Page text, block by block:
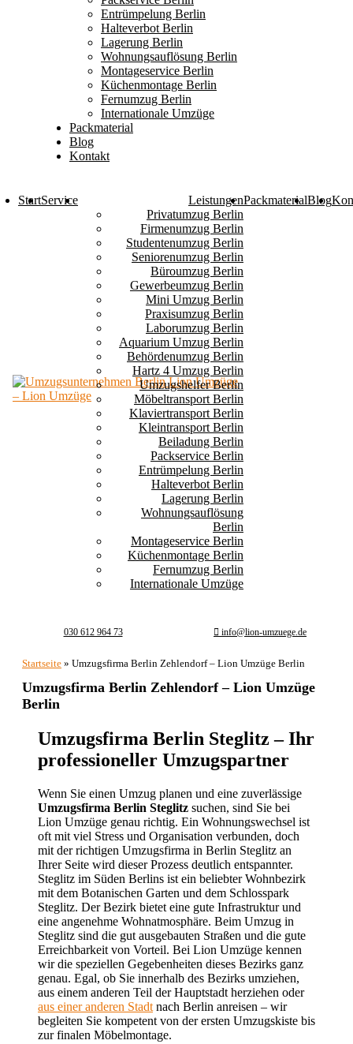
Entrümpelung Berlin
Halteverbot Berlin
Lagerung Berlin
Wohnungsauflösung Berlin
Montageservice Berlin
Küchenmontage Berlin
Fernumzug Berlin
Internationale Umzüge
Packmaterial
Blog
Kontakt
StartService
Leistungen
Privatumzug Berlin
Firmenumzug Berlin
Studentenumzug Berlin
Seniorenumzug Berlin
Büroumzug Berlin
Gewerbeumzug Berlin
Mini Umzug Berlin
Praxisumzug Berlin
Laborumzug Berlin
Aquarium Umzug Berlin
Behördenumzug Berlin
Hartz 4 Umzug Berlin
Umzugshelfer Berlin
Möbeltransport Berlin
Klaviertransport Berlin
Kleintransport Berlin
Beiladung Berlin
Packservice Berlin
Entrümpelung Berlin
Halteverbot Berlin
Lagerung Berlin
Wohnungsauflösung
Berlin
Montageservice Berlin
Küchenmontage Berlin
Fernumzug Berlin
Internationale Umzüge
PackmaterialBlog
030 612 964 73 info@lion-umzuege.de
Startseite » Umzugsfirma Berlin Zehlendorf – Lion Umzüge Berlin
Umzugsfirma Berlin Zehlendorf – Lion Umzüge
Berlin
Umzugsfirma Berlin Steglitz – Ihr
professioneller Umzugspartner
Wenn Sie einen Umzug planen und eine zuverlässige
Umzugsfirma Berlin Steglitz suchen, sind Sie bei
Lion Umzüge genau richtig. Ein Wohnungswechsel ist
oft mit viel Stress und Organisation verbunden, doch
mit der richtigen Umzugsfirma in Berlin Steglitz an
Ihrer Seite wird dieser Prozess deutlich entspannter.
Steglitz im Süden Berlins ist ein beliebter Wohnbezirk
mit dem Botanischen Garten und dem Schlosspark
Steglitz. Der Bezirk bietet eine gute Infrastruktur und
eine angenehme Wohnatmosphäre. Beim Umzug in
Steglitz sind die gut ausgebauten Straßen und die gute
Erreichbarkeit von Vorteil. Bei Lion Umzüge kennen
wir die speziellen Gegebenheiten dieses Bezirks ganz
genau. Egal, ob Sie innerhalb des Bezirks umziehen,
aus einem anderen Teil der Hauptstadt herziehen oder
aus einer anderen Stadt nach Berlin anreisen – wir
begleiten Sie kompetent von der ersten Umzugskiste bis
zur finalen Möbelmontage.